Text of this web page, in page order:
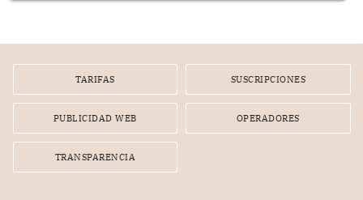
TARIFAS SUSCRIPCIONES
PUBLICIDAD WEB OPERADORES
TRANSPARENCIA